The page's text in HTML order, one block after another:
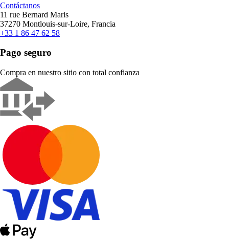
Contáctanos
11 rue Bernard Maris
37270 Montlouis-sur-Loire, Francia
+33 1 86 47 62 58
Pago seguro
Compra en nuestro sitio con total confianza